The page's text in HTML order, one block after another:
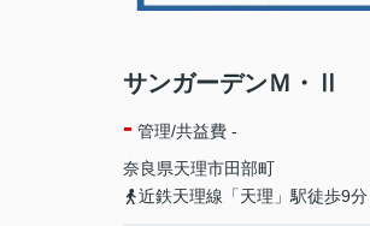
サンガーデンＭ・Ⅱ
- 管理/共益費 -
奈良県天理市田部町
近鉄天理線「天理」駅徒歩9分